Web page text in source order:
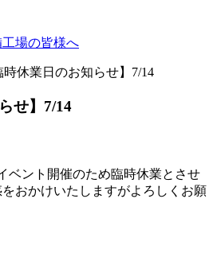
場の皆様へ
時休業日のお知らせ】7/14
せ】7/14
ベント開催のため臨時休業とさせ
おかけいたしますがよろしくお願